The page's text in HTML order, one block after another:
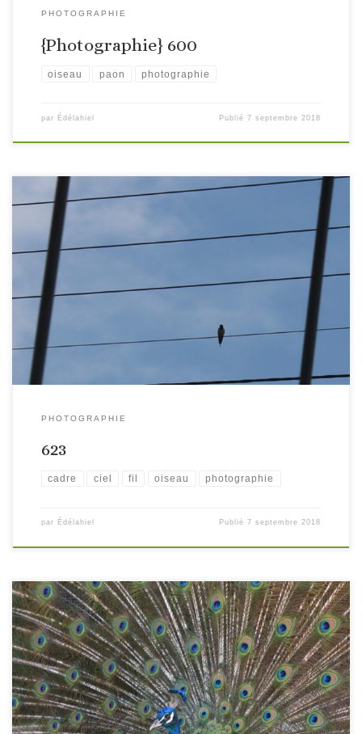
PHOTOGRAPHIE
{Photographie} 600
oiseau paon photographie
par Édélahiel Publié7 septembre 2018
PHOTOGRAPHIE
623
cadre ciel fil oiseau photographie
par Édélahiel Publié7 septembre 2018